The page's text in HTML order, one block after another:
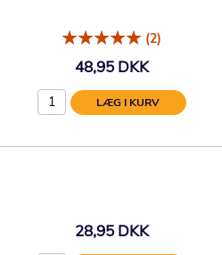
(2)
48,95 DKK
LÆG I KURV
28,95 DKK